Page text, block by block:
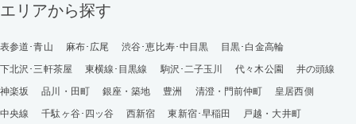
エリアから探す
表参道･青山 麻布･広尾 渋谷･恵比寿･中目黒
目黒･白金高輪
下北沢･三軒茶屋
東横線･目黒線 駒沢･二子玉川 代々木公園
井の頭線
神楽坂
品川・田町 銀座・築地 豊洲 清澄・門前仲町
皇居西側
中央線
千駄ヶ谷･四ッ谷 西新宿 東新宿･早稲田
戸越・大井町